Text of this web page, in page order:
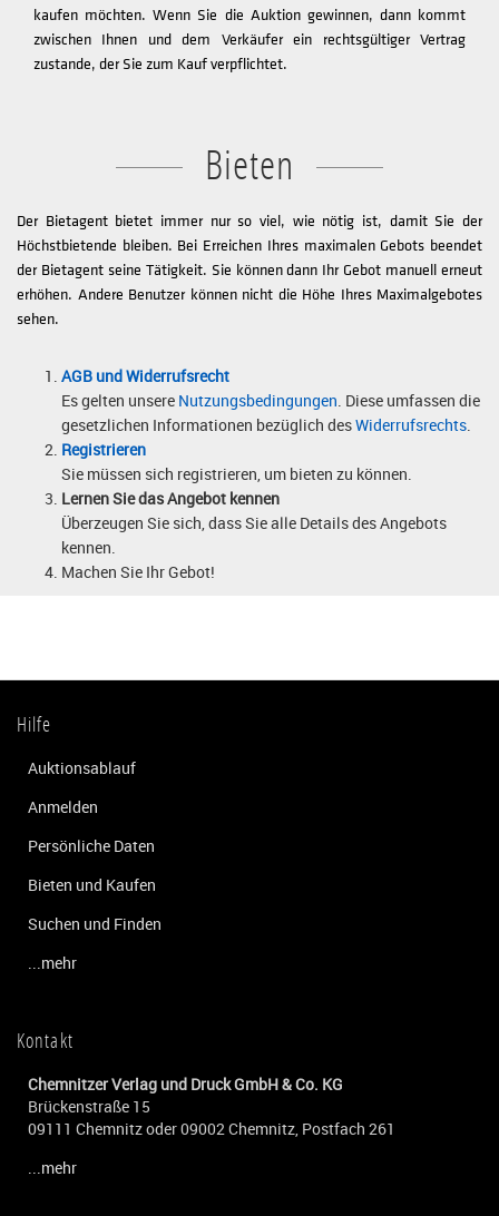
kaufen möchten. Wenn Sie die Auktion gewinnen, dann kommt
zwischen Ihnen und dem Verkäufer ein rechtsgültiger Vertrag
zustande, der Sie zum Kauf verpflichtet.
Bieten
Der Bietagent bietet immer nur so viel, wie nötig ist, damit Sie der
Höchstbietende bleiben. Bei Erreichen Ihres maximalen Gebots beendet
der Bietagent seine Tätigkeit. Sie können dann Ihr Gebot manuell erneut
erhöhen. Andere Benutzer können nicht die Höhe Ihres Maximalgebotes
sehen.
AGB und Widerrufsrecht
Es gelten unsere Nutzungsbedingungen. Diese umfassen die
gesetzlichen Informationen bezüglich desWiderrufsrechts.
Registrieren
Sie müssen sich registrieren, um bieten zu können.
Lernen Sie das Angebot kennen
Überzeugen Sie sich, dass Sie alle Details des Angebots
kennen.
Machen Sie Ihr Gebot!
Hilfe
Auktionsablauf
Anmelden
Persönliche Daten
Bieten und Kaufen
Suchen und Finden
...mehr
Kontakt
Chemnitzer Verlag und Druck GmbH & Co. KG
Brückenstraße 15
09111 Chemnitz oder 09002 Chemnitz, Postfach 261
...mehr